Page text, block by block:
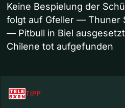
Keine Bespielung der
folgt auf Gfeller — Thuner
— Pitbull in Biel
Chilene tot aufgefunden
TIPP